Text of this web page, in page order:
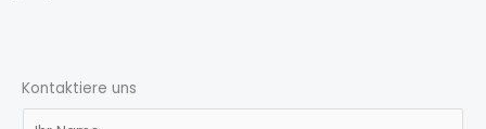
Kontaktiere uns